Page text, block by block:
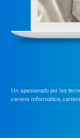
Un apasionado por las
carrera informática,